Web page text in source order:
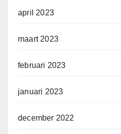
april 2023
maart 2023
februari 2023
januari 2023
december 2022